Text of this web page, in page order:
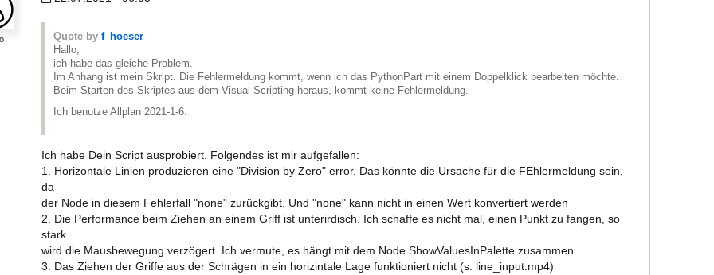
Quote by f_hoeser
Hallo,
ich habe das gleiche Problem.
Im Anhang ist mein Skript. Die Fehlermeldung kommt, wenn ich das PythonPart mit einem Doppelklick bearbeiten möchte.
Beim Starten des Skriptes aus dem Visual Scripting heraus, kommt keine Fehlermeldung.
Ich benutze Allplan 2021-1-6.
Ich habe Dein Script ausprobiert. Folgendes ist mir aufgefallen:
1. Horizontale Linien produzieren eine "Division by Zero" error. Das könnte die Ursache für die FEhlermeldung sein,
da
der Node in diesem Fehlerfall "none" zurückgibt. Und "none" kann nicht in einen Wert konvertiert werden
2. Die Performance beim Ziehen an einem Griff ist unterirdisch. Ich schaffe es nicht mal, einen Punkt zu fangen, so
stark
wird die Mausbewegung verzögert. Ich vermute, es hängt mit dem Node ShowValuesInPalette zusammen.
3. Das Ziehen der Griffe aus der Schrägen in ein horizintale Lage funktioniert nicht (s. line_input.mp4)